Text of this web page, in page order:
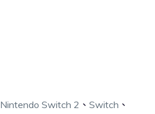
Nintendo Switch 2 、 Switch 、